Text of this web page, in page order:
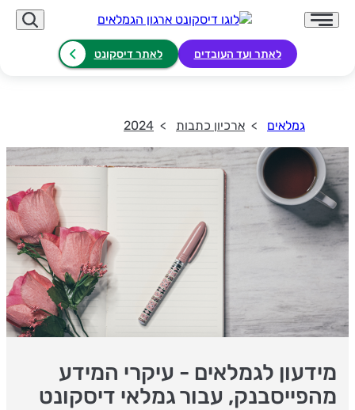
לאתר ועד העובדים לאתר דיסקונט
גמלאים ארכיון כתבות 2024
מידעון לגמלאים - עיקרי המידע
מהפייסבנק, עבור גמלאי דיסקונט